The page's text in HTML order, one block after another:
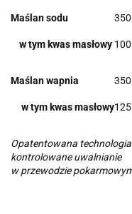
Maślan sodu
w tym kwas masłowy
Maślan wapnia
w tym kwas masłowy
Opatentowana
kontrolowane uwalnianie
w przewodzie